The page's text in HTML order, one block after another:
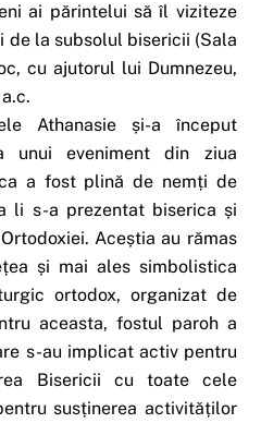
ai părintelui să îl viziteze
de la subsolul bisericii (Sala
cu ajutorul lui Dumnezeu,
Athanasie și-a început
unui eveniment din ziua
a fost plină de nemți de
li s-a prezentat biserica și
Aceștia au rămas
și mai ales simbolistica
ortodox, organizat de
aceasta, fostul paroh a
s-au implicat activ pentru
Bisericii cu toate cele
susținerea activităților